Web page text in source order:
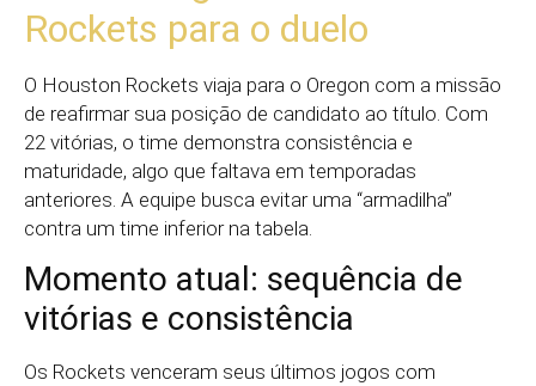
Rockets para o duelo
O Houston Rockets viaja para o Oregon com a missão
de reafirmar sua posição de candidato ao título. Com
22 vitórias, o time demonstra consistência e
maturidade, algo que faltava em temporadas
anteriores. A equipe busca evitar uma “armadilha”
contra um time inferior na tabela.
Momento atual: sequência de
vitórias e consistência
Os Rockets venceram seus últimos jogos com